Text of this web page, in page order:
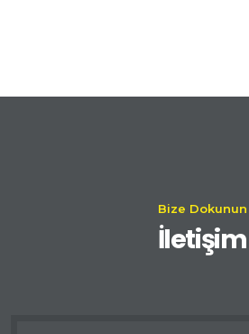
Bize Dokunun
İletişim